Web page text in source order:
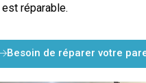
est réparable.
Besoin de réparer votre